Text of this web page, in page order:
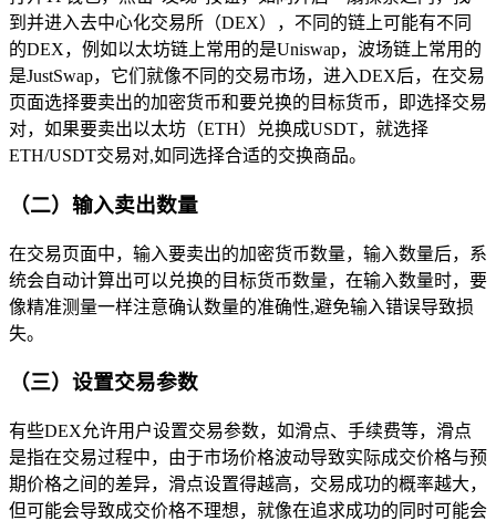
到并进入去中心化交易所（DEX），不同的链上可能有不同
的DEX，例如以太坊链上常用的是Uniswap，波场链上常用的
是JustSwap，它们就像不同的交易市场，进入DEX后，在交易
页面选择要卖出的加密货币和要兑换的目标货币，即选择交易
对，如果要卖出以太坊（ETH）兑换成USDT，就选择
ETH/USDT交易对,如同选择合适的交换商品。
（二）输入卖出数量
在交易页面中，输入要卖出的加密货币数量，输入数量后，系
统会自动计算出可以兑换的目标货币数量，在输入数量时，要
像精准测量一样注意确认数量的准确性,避免输入错误导致损
失。
（三）设置交易参数
有些DEX允许用户设置交易参数，如滑点、手续费等，滑点
是指在交易过程中，由于市场价格波动导致实际成交价格与预
期价格之间的差异，滑点设置得越高，交易成功的概率越大，
但可能会导致成交价格不理想，就像在追求成功的同时可能会